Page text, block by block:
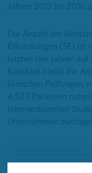
Jahren 2013 bis 2016
Die Anzahl der
Erkrankungen (SE) ist
letzten vier Jahren
Konstant bleibt die
klinischen Prüfungen,
4.527 Patienten
Interventionellen
Unternehmen